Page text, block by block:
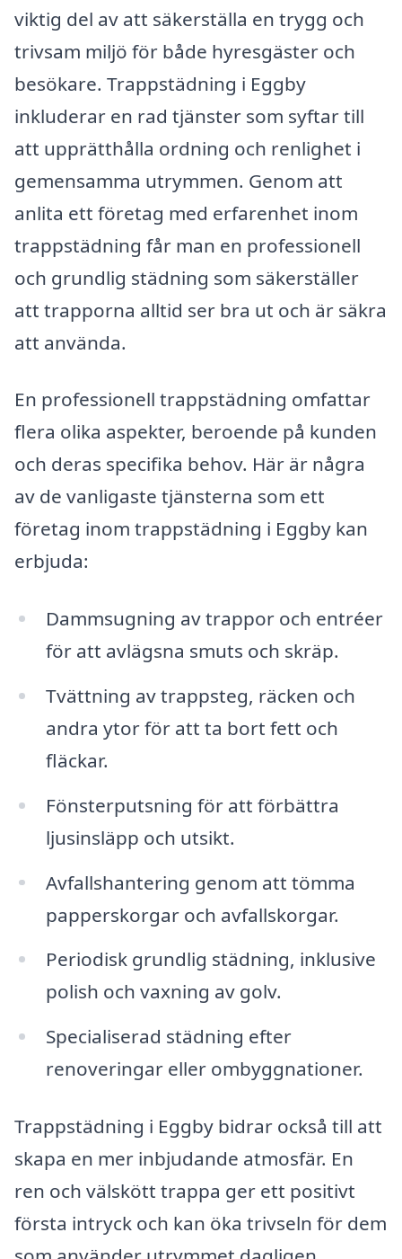
viktig del av att säkerställa en trygg och
trivsam miljö för både hyresgäster och
besökare. Trappstädning i Eggby
inkluderar en rad tjänster som syftar till
att upprätthålla ordning och renlighet i
gemensamma utrymmen. Genom att
anlita ett företag med erfarenhet inom
trappstädning får man en professionell
och grundlig städning som säkerställer
att trapporna alltid ser bra ut och är säkra
att använda.
En professionell trappstädning omfattar
flera olika aspekter, beroende på kunden
och deras specifika behov. Här är några
av de vanligaste tjänsterna som ett
företag inom trappstädning i Eggby kan
erbjuda:
Dammsugning av trappor och entréer
för att avlägsna smuts och skräp.
Tvättning av trappsteg, räcken och
andra ytor för att ta bort fett och
fläckar.
Fönsterputsning för att förbättra
ljusinsläpp och utsikt.
Avfallshantering genom att tömma
papperskorgar och avfallskorgar.
Periodisk grundlig städning, inklusive
polish och vaxning av golv.
Specialiserad städning efter
renoveringar eller ombyggnationer.
Trappstädning i Eggby bidrar också till att
skapa en mer inbjudande atmosfär. En
ren och välskött trappa ger ett positivt
första intryck och kan öka trivseln för dem